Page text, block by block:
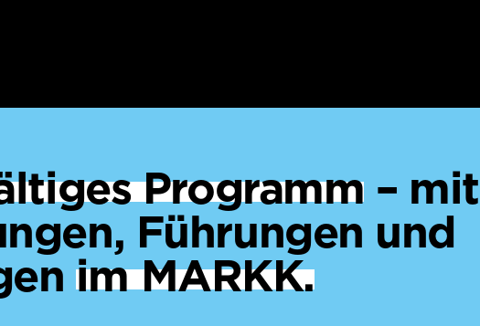
Programm – mit
Führungen und
im MARKK.